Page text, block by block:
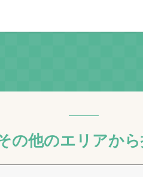
の他のエリアか